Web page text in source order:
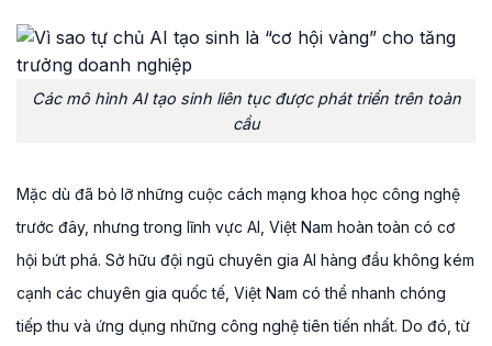
Các mô hình AI tạo sinh liên tục được phát triển trên toàn
cầu
Mặc dù đã bỏ lỡ những cuộc cách mạng khoa học công nghệ
trước đây, nhưng trong lĩnh vực AI, Việt Nam hoàn toàn có cơ
hội bứt phá. Sở hữu đội ngũ chuyên gia AI hàng đầu không kém
cạnh các chuyên gia quốc tế, Việt Nam có thể nhanh chóng
tiếp thu và ứng dụng những công nghệ tiên tiến nhất. Do đó, từ